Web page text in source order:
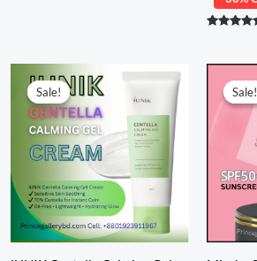
Sale!
Sale!
price
was:
1,850.00৳ .
Current
1,280.00৳ .
Sale!
Sale!